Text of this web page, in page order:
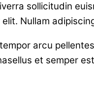
sollicitudin
Nullam
arcu
et semper